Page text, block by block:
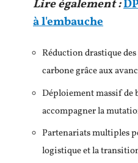
Lire également :
à l'embauche
Réduction drastique
carbone grâce aux
Déploiement massif de
accompagner la
Partenariats multiples
logistique et la